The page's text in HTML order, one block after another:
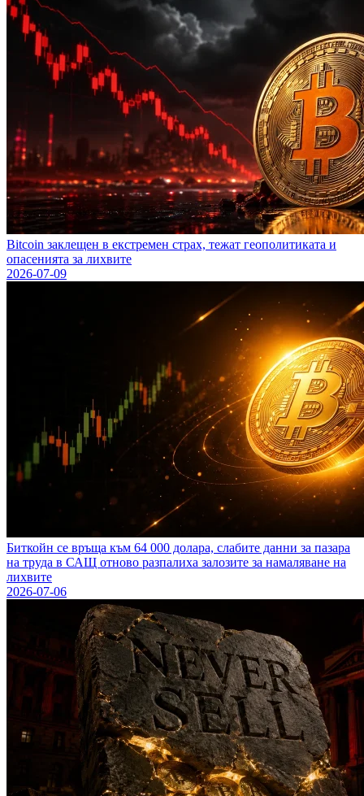
Bitcoin заклещен в екстремен страх, тежат геополитиката и
опасенията за лихвите
2026-07-09
Биткойн се връща към 64 000 долара, слабите данни за пазара
на труда в САЩ отново разпалиха залозите за намаляване на
лихвите
2026-07-06